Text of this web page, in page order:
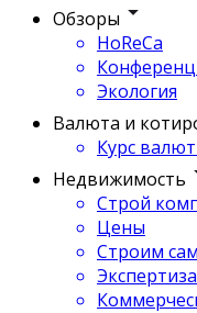
Обзоры
HoReCa
Экология
Валюта и
Курс
Недвижимость
Строй
Цены
Строим
Экспертиза